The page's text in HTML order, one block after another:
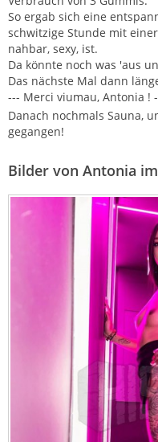
So ergab sich eine
schwitzige Stunde mit
nahbar, sexy, ist.
Da könnte noch was 'aus
Das nächste Mal dann
--- Merci viumau, Antonia !
Danach nochmals Sauna,
gegangen!
Bilder von Antonia